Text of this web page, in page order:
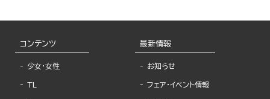
コンテンツ
少女・女性
TL
最新情報
お知らせ
フェア・イベント情報